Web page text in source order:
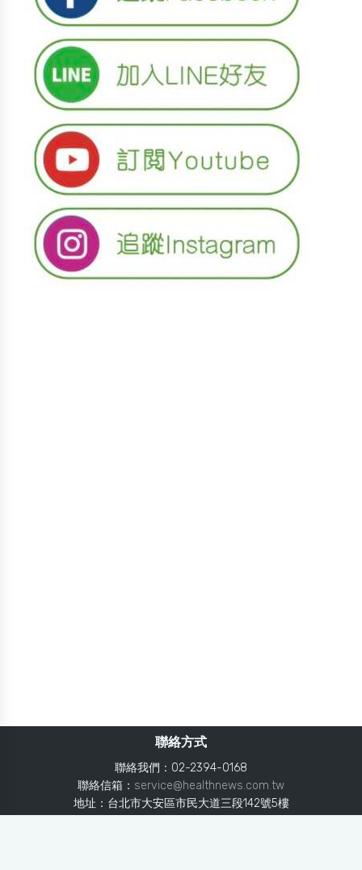
聯絡方式
聯絡我們：02-2394-0168
聯絡信箱： service@healthnews.com.tw
地址：台北市大安區市民大道三段142號5樓